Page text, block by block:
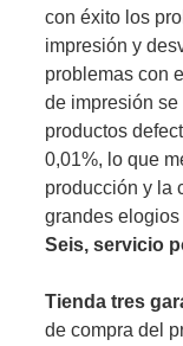
con éxito los
impresión y
problemas con
de impresión
productos
0,01%, lo que
producción y la
grandes
Seis, servicio
Tienda tres
de compra del